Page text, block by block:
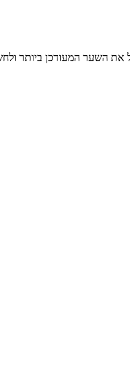
השער המעודכן ביותר